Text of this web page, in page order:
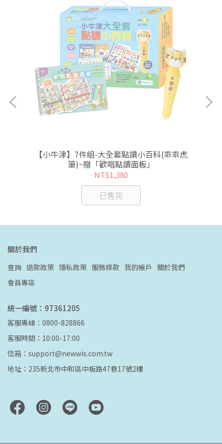
【小牛津】7件組-大全套點讀小百科(乖乖虎
筆)~贈「歡唱點讀面板」
NT$1,380
已售完
關於我們
查詢 退款政策 隱私政策 服務條款 我的帳戶
關於我們
會員專區
統一編號：97361205
客服專線：0800-828866
客服時間：10:00-17:00
信箱：support@newwis.com.tw
地址：235新北市中和區中板路47巷17號2樓